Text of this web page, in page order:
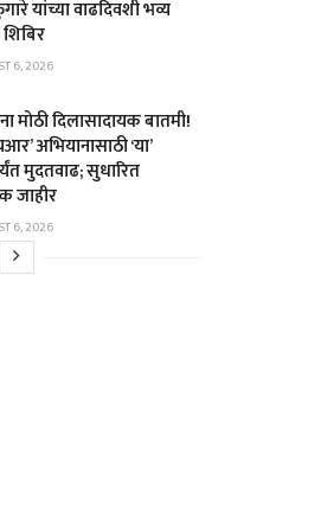
यांच्या वाढदिवशी भव्य
6, 2026
मोठी दिलासादायक बातमी!
अभियानासाठी ‘या’
मुदतवाढ; सुधारित
जाहीर
6, 2026